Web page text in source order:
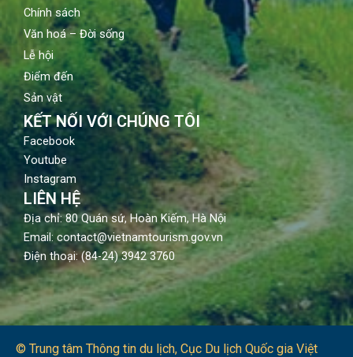
Chính sách
Văn hoá – Đời sống
Lễ hội
Điểm đến
Sản vật
KẾT NỐI VỚI CHÚNG TÔI
Facebook
Youtube
Instagram
LIÊN HỆ
Địa chỉ: 80 Quán sứ, Hoàn Kiếm, Hà Nội
Email: contact@vietnamtourism.gov.vn
Điện thoại: (84-24) 3942 3760
© Trung tâm Thông tin du lịch​, Cục Du lịch Quốc gia Việt